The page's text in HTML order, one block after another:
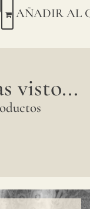
AÑADIR AL
visto...